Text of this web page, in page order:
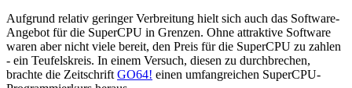
Aufgrund relativ geringer Verbreitung hielt sich auch das Software-
Angebot für die SuperCPU in Grenzen. Ohne attraktive Software
waren aber nicht viele bereit, den Preis für die SuperCPU zu zahlen
- ein Teufelskreis. In einem Versuch, diesen zu durchbrechen,
brachte die Zeitschrift GO64! einen umfangreichen SuperCPU-